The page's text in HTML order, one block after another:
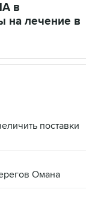
в
на лечение в
поставки
Омана